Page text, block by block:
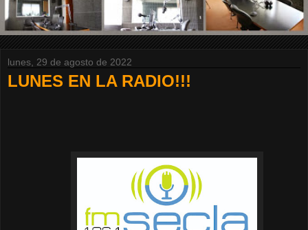
lunes, 29 de agosto de 2022
LUNES EN LA RADIO!!!